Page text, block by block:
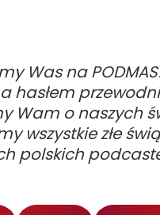
Was na
hasłem
Wam o naszych
wszystkie złe
polskich